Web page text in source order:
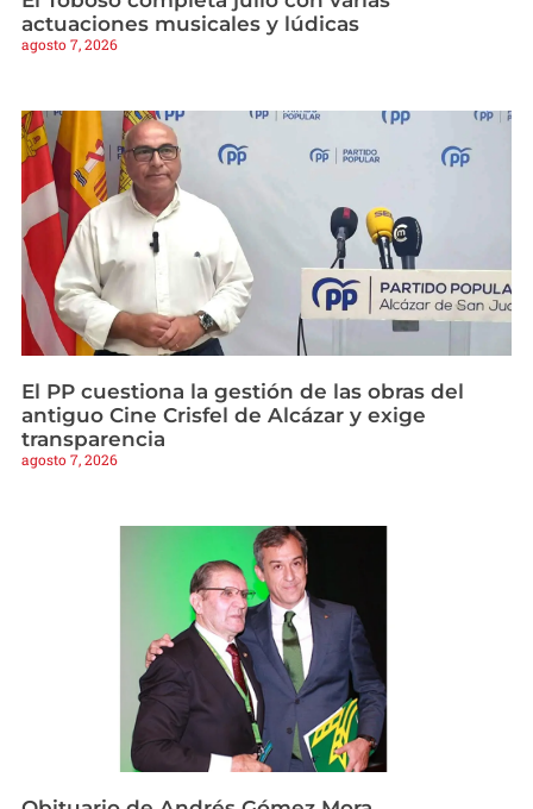
actuaciones musicales y lúdicas
agosto 7, 2026
El PP cuestiona la gestión de las obras del
antiguo Cine Crisfel de Alcázar y exige
transparencia
agosto 7, 2026